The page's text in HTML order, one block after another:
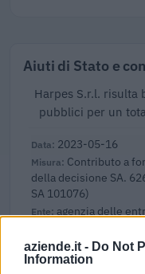
aziende.it - Do Not
Information
Aiuti di Stato e
Harpes S.r.l.
pubblici per un
2023-05-16
Contributo a
della decisione SA.
SA 101076)
agenzia delle
2023-04-04